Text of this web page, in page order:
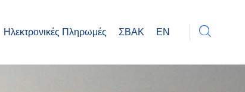
Ηλεκτρονικές Πληρωμές ΣΒΑΚ EN